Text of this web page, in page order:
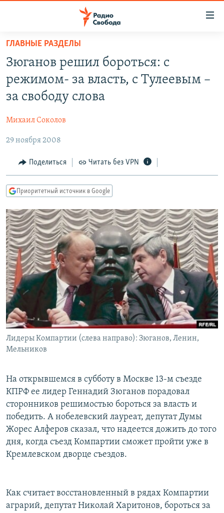
упрощенного
доступа
основному
Вернутся
навигации
Вернутся
поиску
АВТОРСКИЕ ПРОЕКТЫ
МНЕНИЯ
КУЛЬТУРА
IDEL.РЕАЛИИ
СЕВЕР.РЕАЛИИ
СИБИРЬ.РЕАЛИИ
РАСПИСАНИЕ ВЕЩАНИЯ
ПОДПИШИТЕСЬ НА РАССЫЛКУ
СОЦИАЛЬНЫЕ СЕТИ
Все сайты РСЕ/РС
ГЛАВНЫЕ РАЗДЕЛЫ
Зюганов решил бороться: с
режимом- за власть, с Тулеевым –
за свободу слова
Михаил Соколов
29 ноября 2008
Поделиться Читать без VPN
Приоритетный источник в Google
Лидеры Компартии (слева направо): Зюганов, Ленин,
Мельников
На открывшемся в субботу в Москве 13-м съезде
КПРФ ее лидер Геннадий Зюганов порадовал
сторонников решимостью бороться за власть и
победить. А нобелевский лауреат, депутат Думы
Жорес Алферов сказал, что надеется дожить до того
дня, когда съезд Компартии сможет пройти уже в
Кремлевском дворце съездов.
Как считает восстановленный в рядах Компартии
аграрий, депутат Николай Харитонов, бороться за